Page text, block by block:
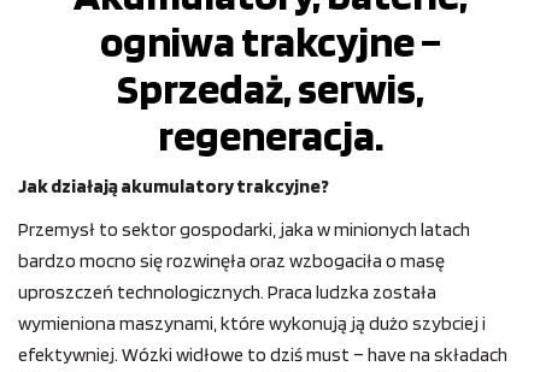
ogniwa trakcyjne –
Sprzedaż, serwis,
regeneracja.
Jak działają akumulatory trakcyjne?
Przemysł to sektor gospodarki, jaka w minionych latach
bardzo mocno się rozwinęła oraz wzbogaciła o masę
uproszczeń technologicznych. Praca ludzka została
wymieniona maszynami, które wykonują ją dużo szybciej i
efektywniej. Wózki widłowe to dziś must – have na składach